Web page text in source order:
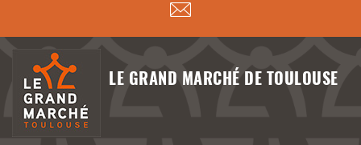
LE GRAND MARCHÉ DE TOULOUSE